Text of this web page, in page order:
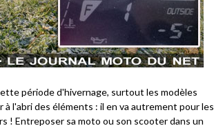
période d'hivernage, surtout les modèles
l'abri des éléments : il en va autrement pour les
! Entreposer sa moto ou son scooter dans un